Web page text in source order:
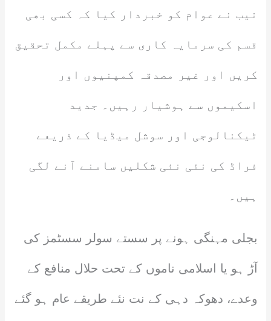
نیب نے عوام کو خبردار کیا کہ کسی بھی
قسم کی سرمایہ کاری سے پہلے مکمل تحقیق
کریں اور غیر مصدقہ کمپنیوں اور
اسکیموں سے ہوشیار رہیں۔ جدید
ٹیکنالوجی اور سوشل میڈیا کے ذریعے
فراڈ کی نئی نئی شکلیں سامنے آنے لگی
ہیں۔
بجلی مہنگی ہونے پر سستے سولر سسٹمز کی
آڑ ہو یا اسلامی ناموں کے تحت حلال منافع کے
وعدے، دھوکہ دہی کے نت نئے طریقے عام ہو گئے